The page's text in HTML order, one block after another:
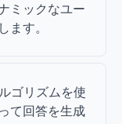
ミックなユー
ます。
ゴリズムを使
て回答を生成